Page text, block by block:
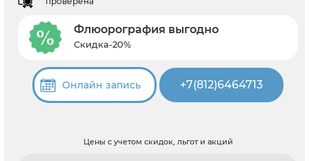
Флюорография выгодно
Скидка-20%
Онлайн запись +7(812)6464713
Цены с учетом скидок, льгот и акций